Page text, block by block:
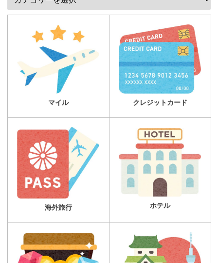
マイル クレジットカード
海外旅行 ホテル